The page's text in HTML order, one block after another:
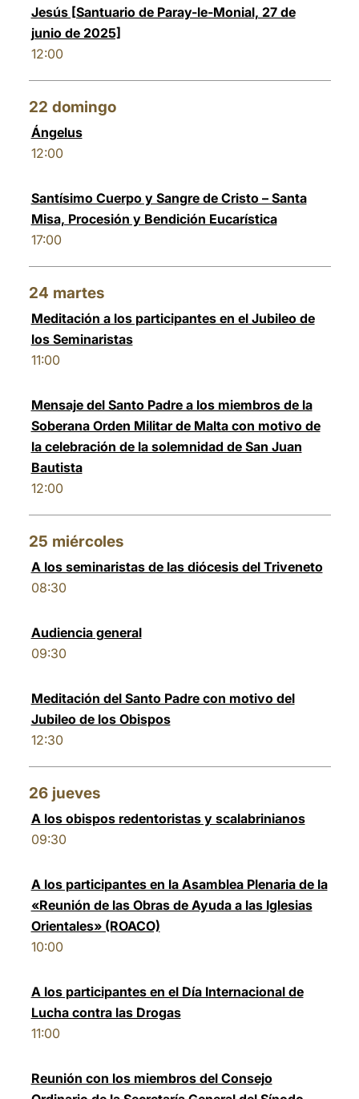
Jesús [Santuario de Paray-le-Monial, 27 de
junio de 2025]
12:00
22 domingo
Ángelus
12:00
Santísimo Cuerpo y Sangre de Cristo – Santa
Misa, Procesión y Bendición Eucarística
17:00
24 martes
Meditación a los participantes en el Jubileo de
los Seminaristas
11:00
Mensaje del Santo Padre a los miembros de la
Soberana Orden Militar de Malta con motivo de
la celebración de la solemnidad de San Juan
Bautista
12:00
25 miércoles
A los seminaristas de las diócesis del Triveneto
08:30
Audiencia general
09:30
Meditación del Santo Padre con motivo del
Jubileo de los Obispos
12:30
26 jueves
A los obispos redentoristas y scalabrinianos
09:30
A los participantes en la Asamblea Plenaria de la
«Reunión de las Obras de Ayuda a las Iglesias
Orientales» (ROACO)
10:00
A los participantes en el Día Internacional de
Lucha contra las Drogas
11:00
Reunión con los miembros del Consejo